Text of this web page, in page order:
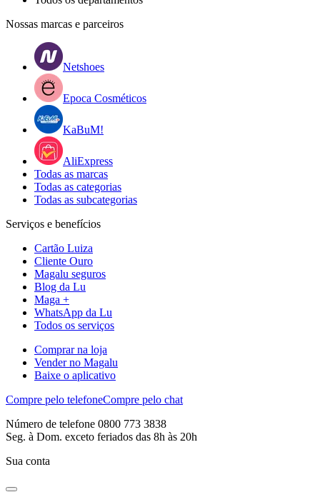
Nossas marcas e parceiros
Netshoes
Epoca Cosméticos
KaBuM!
AliExpress
Todas as marcas
Todas as categorias
Todas as subcategorias
Serviços e benefícios
Cartão Luiza
Cliente Ouro
Magalu seguros
Blog da Lu
Maga +
WhatsApp da Lu
Todos os serviços
Comprar na loja
Vender no Magalu
Baixe o aplicativo
Compre pelo telefoneCompre pelo chat
Número de telefone 0800 773 3838
Seg. à Dom. exceto feriados das 8h às 20h
Sua conta